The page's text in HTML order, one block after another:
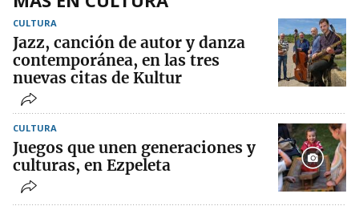
CULTURA
Jazz, canción de autor y danza
contemporánea, en las tres
nuevas citas de Kultur
CULTURA
Juegos que unen generaciones y
culturas, en Ezpeleta